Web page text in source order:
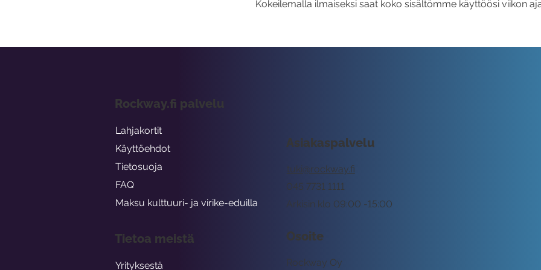
Kokeilemalla ilmaiseksi saat koko sisältömme käyttöösi viikon
Asiakaspalvelu
tuki@rockway.fi
Arkisin klo 09:00 -15:00
045 7731 1111
Osoite
Rockway Oy
Rockway.fi palvelu
Lahjakortit
Käyttöehdot
Tietosuoja
FAQ
Maksu kulttuuri- ja virike-eduilla
Tietoa meistä
Yrityksestä